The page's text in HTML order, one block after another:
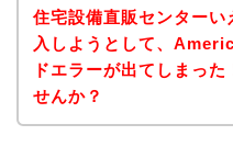
住宅設備直販センターい
入しようとして、
ドエラーが出てしまった
せんか？